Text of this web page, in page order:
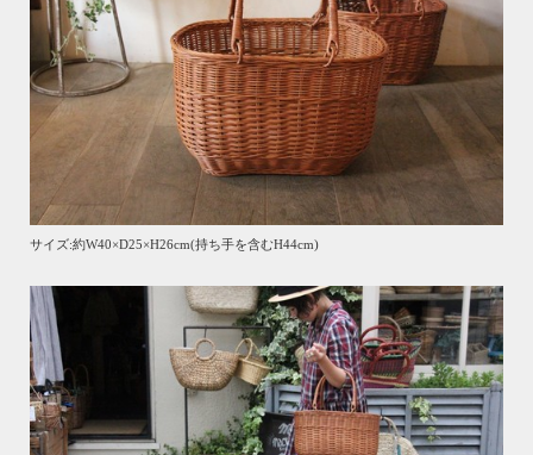
サイズ:約W40×D25×H26cm(持ち手を含むH44cm)